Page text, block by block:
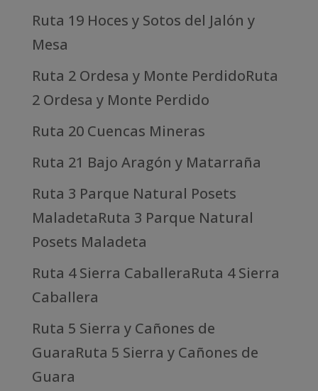
Ruta 19 Hoces y Sotos del Jalón y
Mesa
Ruta 2 Ordesa y Monte PerdidoRuta
2 Ordesa y Monte Perdido
Ruta 20 Cuencas Mineras
Ruta 21 Bajo Aragón y Matarraña
Ruta 3 Parque Natural Posets
MaladetaRuta 3 Parque Natural
Posets Maladeta
Ruta 4 Sierra CaballeraRuta 4 Sierra
Caballera
Ruta 5 Sierra y Cañones de
GuaraRuta 5 Sierra y Cañones de
Guara